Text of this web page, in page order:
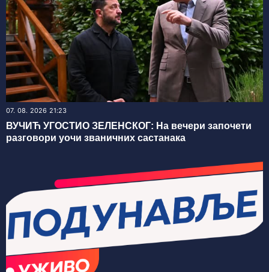
07. 08. 2026 21:23
ВУЧИЋ УГОСТИО ЗЕЛЕНСКОГ: На вечери започети
разговори уочи званичних састанака